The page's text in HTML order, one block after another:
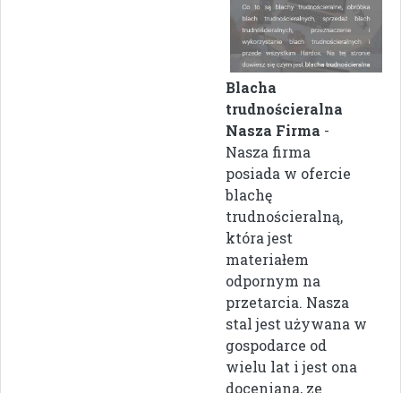
Blacha
trudnościeralna
Nasza Firma -
Nasza firma
posiada w ofercie
blachę
trudnościeralną,
która jest
materiałem
odpornym na
przetarcia. Nasza
stal jest używana w
gospodarce od
wielu lat i jest ona
doceniana, ze